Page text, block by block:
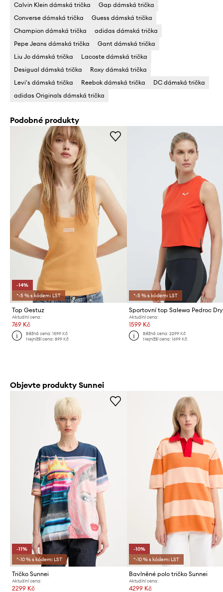
Calvin Klein dámská trička
Gap dámská trička
Converse dámská trička
Guess dámská trička
Champion dámská trička
adidas dámská trička
Pepe Jeans dámská trička
Gant dámská trička
Liu Jo dámská trička
Lacoste dámská trička
Desigual dámská trička
Roxy dámská trička
Levi's dámská trička
Reebok dámská trička
DC dámská trička
adidas Originals dámská trička
Podobné produkty
-14%
*-5 % s kódem: LST
Top Gestuz
Aktuální cena:
769 Kč
Běžná cena:1599 Kč
Nejnižší cena:899 Kč
*-5 % s kódem: LST
Sportovní top Salewa Pedroc
Aktuální cena:
1599 Kč
Běžná cena: 2299 Kč
Nejnižší cena: 1699 Kč
Objevte produkty Sunnei
-11%
*-10 % s kódem: LST
Tričko Sunnei
Aktuální cena:
2299 Kč
-10%
*-10 % s kódem: LST
Bavlněné polo tričko Sunnei
Aktuální cena:
4299 Kč